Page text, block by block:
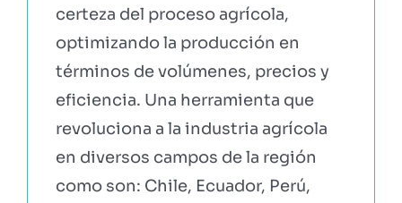
certeza del proceso agrícola,
optimizando la producción en
términos de volúmenes, precios y
eficiencia. Una herramienta que
revoluciona a la industria agrícola
en diversos campos de la región
como son: Chile, Ecuador, Perú,